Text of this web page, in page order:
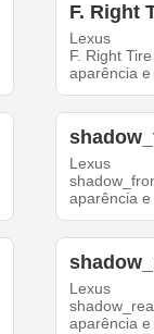
F. Right
Lexus
F. Right
aparência
Lexus
aparência
Lexus
aparência